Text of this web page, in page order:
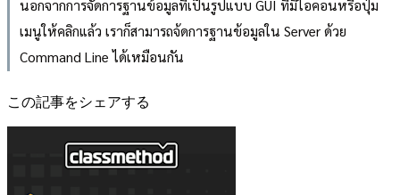
นอกจากการจัดการฐานข้อมูลที่เป็นรูปแบบ GUI ที่มีไอคอนหรือปุ่ม
เมนูให้คลิกแล้ว เราก็สามารถจ้ดการฐานข้อมูลใน Server ด้วย
Command Line ได้เหมือนกัน
この記事をシェアする